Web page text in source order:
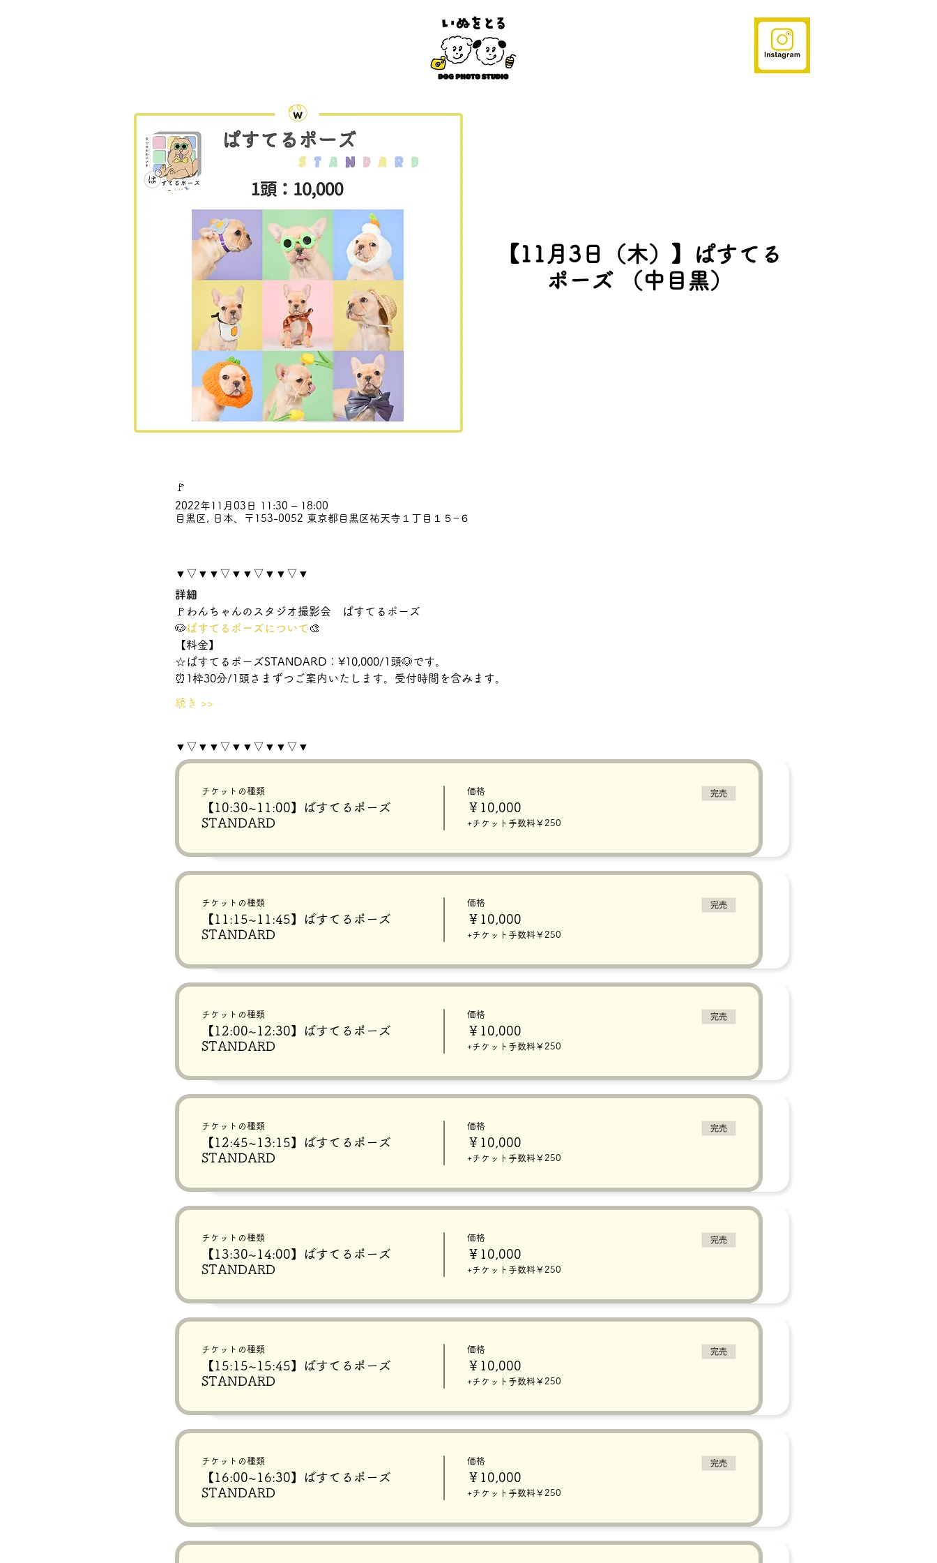
【11月3日（木）】ぱすてる
ポーズ （中目黒）
🚩
2022年11月03日 11:30 – 18:00
目黒区, 日本、〒153-0052 東京都目黒区祐天寺１丁目１５−６
▼▽▼▼▽▼▼▽▼▼▽▼
詳細
🚩わんちゃんのスタジオ撮影会　ぱすてるポーズ
🐶ぱすてるポーズについて 🎨
【料金】
☆ぱすてるポーズSTANDARD：¥10,000/1頭🐶です。
⏰1枠30分/1頭さまずつご案内いたします。受付時間を含みます。
続き >>
▼▽▼▼▽▼▼▽▼▼▽▼
チケットの種類
【10:30~11:00】ぱすてるポーズ
STANDARD
価格
￥10,000
+チケット手数料￥250
完売
チケットの種類
【11:15~11:45】ぱすてるポーズ
STANDARD
価格
￥10,000
+チケット手数料￥250
完売
チケットの種類
【12:00~12:30】ぱすてるポーズ
STANDARD
価格
￥10,000
+チケット手数料￥250
完売
チケットの種類
【12:45~13:15】ぱすてるポーズ
STANDARD
価格
￥10,000
+チケット手数料￥250
完売
チケットの種類
【13:30~14:00】ぱすてるポーズ
STANDARD
価格
￥10,000
+チケット手数料￥250
完売
チケットの種類
【15:15~15:45】ぱすてるポーズ
STANDARD
価格
￥10,000
+チケット手数料￥250
完売
チケットの種類
【16:00~16:30】ぱすてるポーズ
STANDARD
価格
￥10,000
+チケット手数料￥250
完売